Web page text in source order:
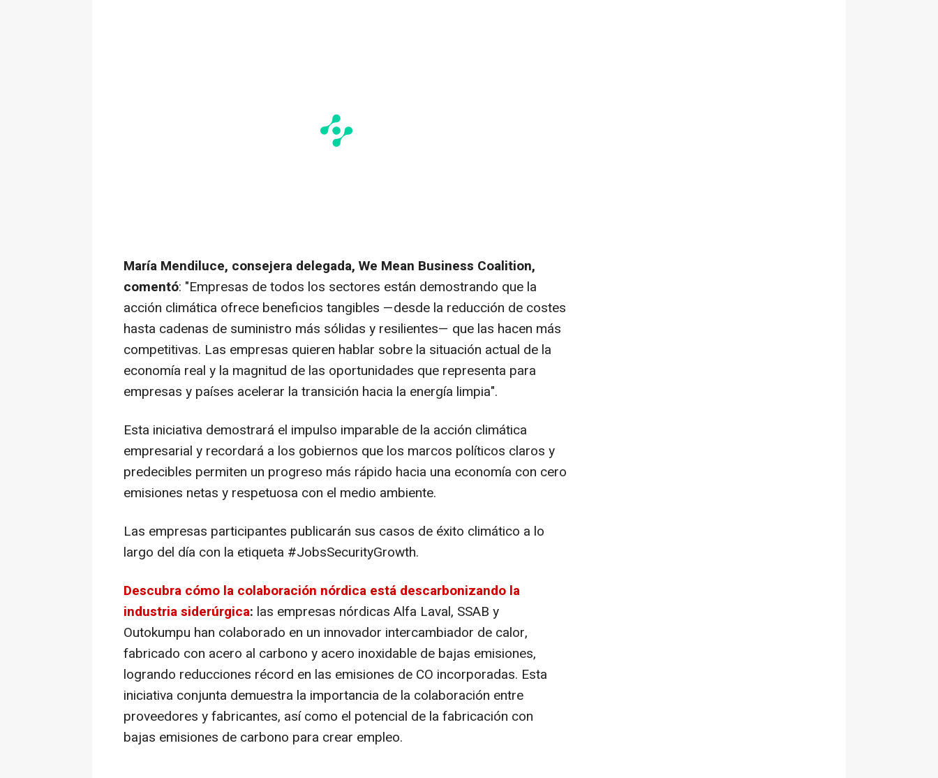
María Mendiluce, consejera delegada, We Mean Business Coalition,
comentó: "Empresas de todos los sectores están demostrando que la
acción climática ofrece beneficios tangibles —desde la reducción de costes
hasta cadenas de suministro más sólidas y resilientes— que las hacen más
competitivas. Las empresas quieren hablar sobre la situación actual de la
economía real y la magnitud de las oportunidades que representa para
empresas y países acelerar la transición hacia la energía limpia".
Esta iniciativa demostrará el impulso imparable de la acción climática
empresarial y recordará a los gobiernos que los marcos políticos claros y
predecibles permiten un progreso más rápido hacia una economía con cero
emisiones netas y respetuosa con el medio ambiente.
Las empresas participantes publicarán sus casos de éxito climático a lo
largo del día con la etiqueta #JobsSecurityGrowth.
Descubra cómo la colaboración nórdica está descarbonizando la
industria siderúrgica: las empresas nórdicas Alfa Laval, SSAB y
Outokumpu han colaborado en un innovador intercambiador de calor,
fabricado con acero al carbono y acero inoxidable de bajas emisiones,
logrando reducciones récord en las emisiones de CO incorporadas. Esta
iniciativa conjunta demuestra la importancia de la colaboración entre
proveedores y fabricantes, así como el potencial de la fabricación con
bajas emisiones de carbono para crear empleo.